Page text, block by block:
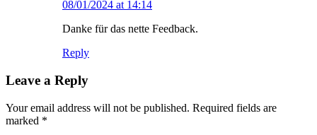
08/01/2024 at 14:14
Danke für das nette Feedback.
Reply
Leave a Reply
Your email address will not be published. Required fields are
marked *